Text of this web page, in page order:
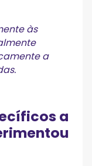
às
a
a